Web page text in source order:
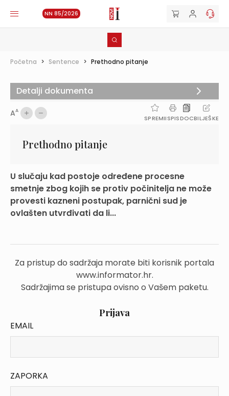
NN 85/2026
Početna > Sentence > Prethodno pitanje
AA
SPREMIISPISDOCBILJEŠKE
Prethodno pitanje
U slučaju kad postoje određene procesne
smetnje zbog kojih se protiv počinitelja ne može
provesti kazneni postupak, parnični sud je
ovlašten utvrđivati da li...
Za pristup do sadržaja morate biti korisnik portala
www.informator.hr.
Sadržajima se pristupa ovisno o Vašem paketu.
Prijava
EMAIL
ZAPORKA
Detalji dokumenta